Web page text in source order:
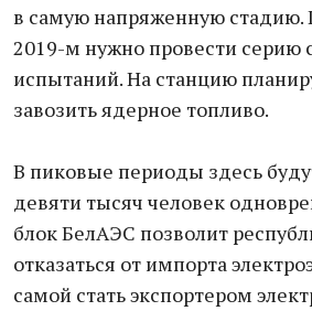
в самую напряженную стадию.
2019-м нужно провести серию
испытаний. На станцию
завозить ядерное топливо.
В пиковые периоды здесь
девяти тысяч человек
блок БелАЭС позволит
отказаться от импорта
самой стать экспортером